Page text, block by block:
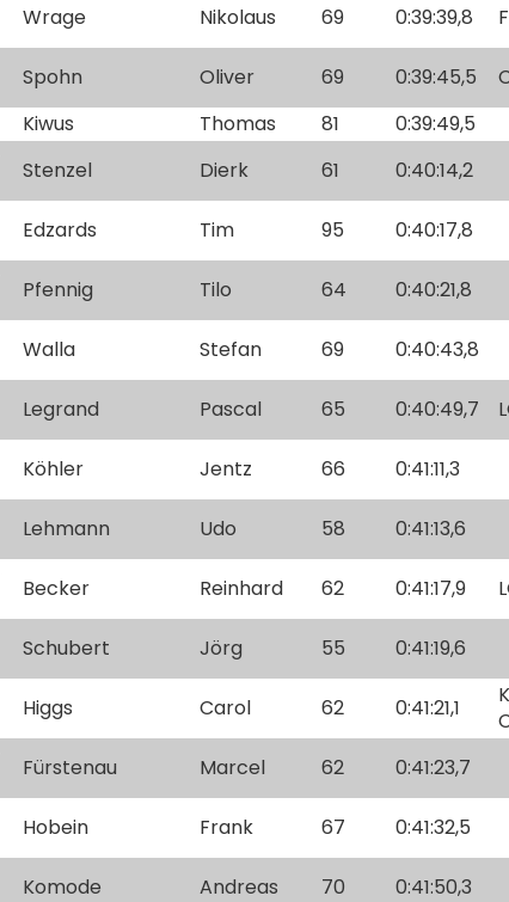
Wrage Nikolaus 69 0:39:39,8
Spohn Oliver 69 0:39:45,5
Kiwus Thomas 81
0:39:49,5
Stenzel Dierk 61 0:40:14,2
Edzards Tim 95 0:40:17,8
Pfennig Tilo 64 0:40:21,8
Walla Stefan 69 0:40:43,8
Legrand Pascal 65 0:40:49,7
Köhler Jentz 66 0:41:11,3
Lehmann Udo 58 0:41:13,6
Becker Reinhard 62 0:41:17,9
Schubert Jörg 55 0:41:19,6
Higgs Carol 62 0:41:21,1
Fürstenau Marcel 62 0:41:23,7
Hobein Frank 67 0:41:32,5
Komode Andreas 70 0:41:50,3